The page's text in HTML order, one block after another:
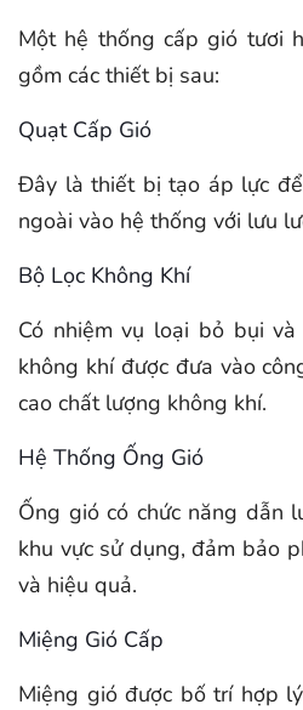
Một hệ thống cấp gió tươi
gồm các thiết bị sau:
Quạt Cấp Gió
Đây là thiết bị tạo áp lực
ngoài vào hệ thống với lưu
Bộ Lọc Không Khí
Có nhiệm vụ loại bỏ bụi
không khí được đưa vào
cao chất lượng không khí.
Hệ Thống Ống Gió
Ống gió có chức năng dẫn
khu vực sử dụng, đảm bảo
và hiệu quả.
Miệng Gió Cấp
Miệng gió được bố trí hợp